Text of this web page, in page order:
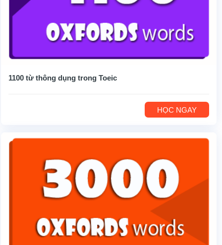
1100 từ thông dụng trong Toeic
HỌC NGAY